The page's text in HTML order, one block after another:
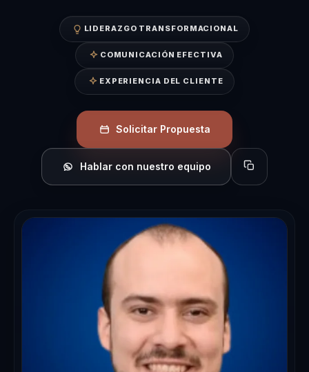
LIDERAZGO TRANSFORMACIONAL
COMUNICACIÓN EFECTIVA
EXPERIENCIA DEL CLIENTE
Solicitar Propuesta
Hablar con nuestro equipo Copiar perfil